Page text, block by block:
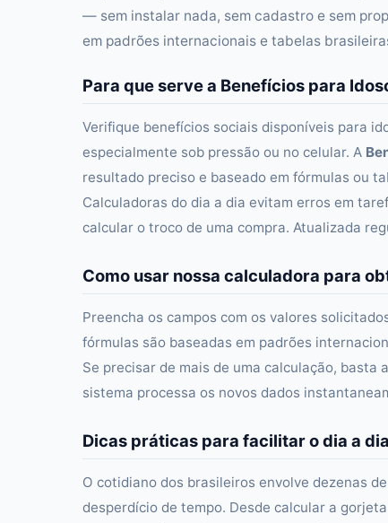
— sem instalar nada, sem cadastro e sem
em padrões internacionais e tabelas
Para que serve a Benefícios para
Verifique benefícios sociais disponíveis para
especialmente sob pressão ou no celular. A
resultado preciso e baseado em fórmulas ou
Calculadoras do dia a dia evitam erros em
calcular o troco de uma compra. Atualizada
Como usar nossa calculadora para
Preencha os campos com os valores
fórmulas são baseadas em padrões
Se precisar de mais de uma calculação,
sistema processa os novos dados
Dicas práticas para facilitar o dia a dia
O cotidiano dos brasileiros envolve dezenas
desperdício de tempo. Desde calcular a